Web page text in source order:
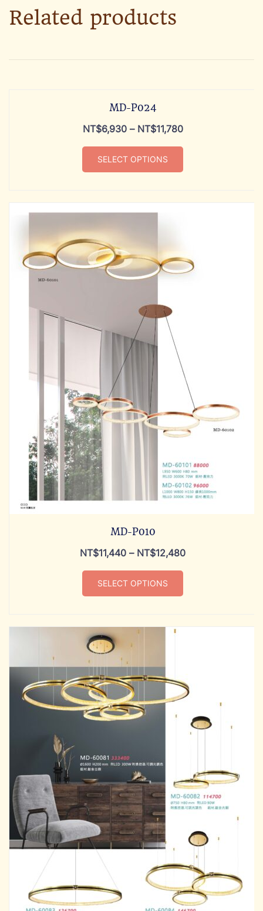
Related products
MD-P024
NT$6,930– NT$11,780
SELECT OPTIONS
MD-P010
NT$11,440 – NT$12,480
SELECT OPTIONS